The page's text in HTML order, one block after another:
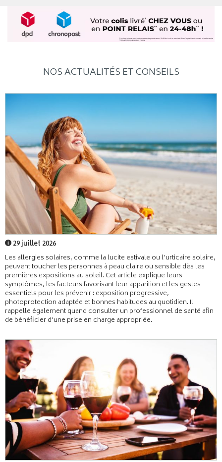
NOS ACTUALITÉS ET CONSEILS
29 juillet 2026
Les allergies solaires, comme la lucite estivale ou l’urticaire solaire,
peuvent toucher les personnes à peau claire ou sensible dès les
premières expositions au soleil. Cet article explique leurs
symptômes, les facteurs favorisant leur apparition et les gestes
essentiels pour les prévenir : exposition progressive,
photoprotection adaptée et bonnes habitudes au quotidien. Il
rappelle également quand consulter un professionnel de santé afin
de bénéficier d’une prise en charge appropriée.